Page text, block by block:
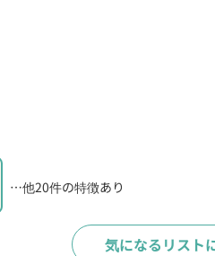
…他20件の特徴あり
気になるリスト